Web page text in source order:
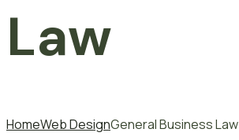
Law
HomeWeb DesignGeneral Business Law